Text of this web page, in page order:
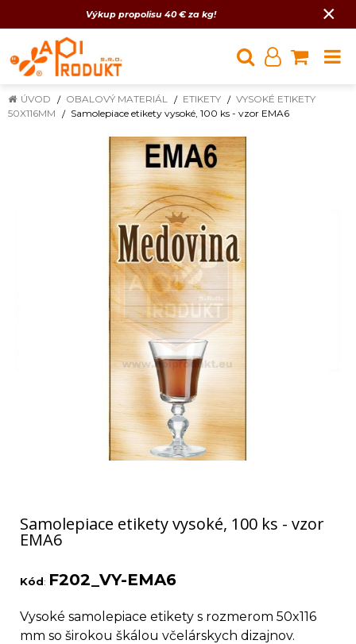
Výkup propolisu 40 € za kg! ×
ÚVOD OBALOVÝ MATERIÁL ETIKETY
VYSOKÉ ETIKETY
50X116MM
Samolepiace etikety vysoké, 100 ks - vzor EMA6
Samolepiace etikety vysoké, 100 ks - vzor
EMA6
Kód: F202_VY-EMA6
Vysoké samolepiace etikety s rozmerom 50x116
mm so širokou škálou včelárskych dizajnov.